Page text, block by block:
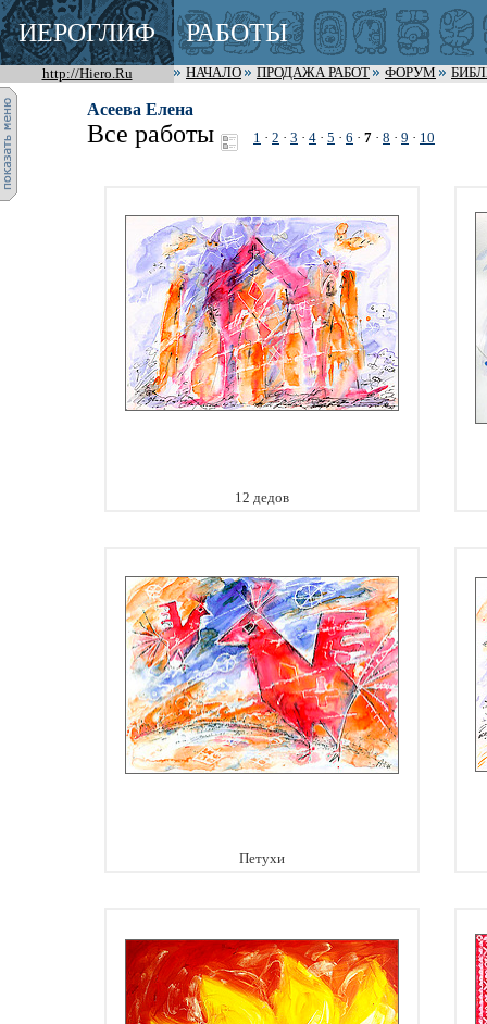
ИЕРОГЛИФ РАБОТЫ
http://Hiero.Ru НАЧАЛО ПРОДАЖА РАБОТ ФОРУМ
Асеева Елена
Все работы 1 · 2 · 3 · 4 · 5 · 6 · 7 · 8 · 9 · 10
12 дедов
Петухи